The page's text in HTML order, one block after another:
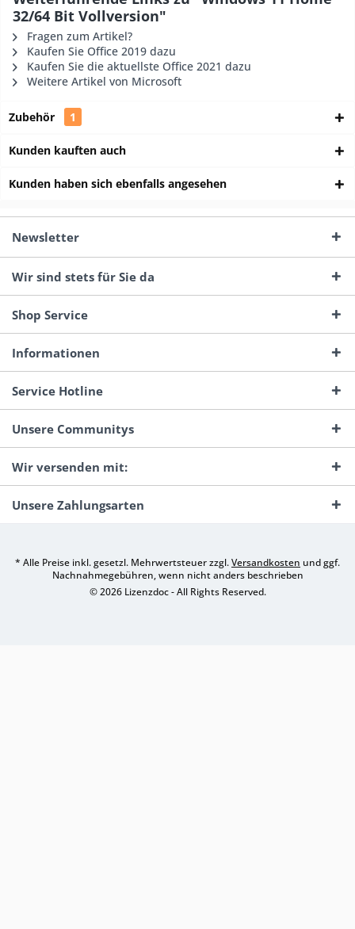
32/64 Bit Vollversion"
Fragen zum Artikel?
Kaufen Sie Office 2019 dazu
Kaufen Sie die aktuellste Office 2021 dazu
Weitere Artikel von Microsoft
Zubehör 1
Kunden kauften auch
Kunden haben sich ebenfalls angesehen
Newsletter
Wir sind stets für Sie da
Shop Service
Informationen
Service Hotline
Unsere Communitys
Wir versenden mit:
Unsere Zahlungsarten
* Alle Preise inkl. gesetzl. Mehrwertsteuer zzgl.Versandkosten und ggf.
Nachnahmegebühren, wenn nicht anders beschrieben
© 2026 Lizenzdoc - All Rights Reserved.